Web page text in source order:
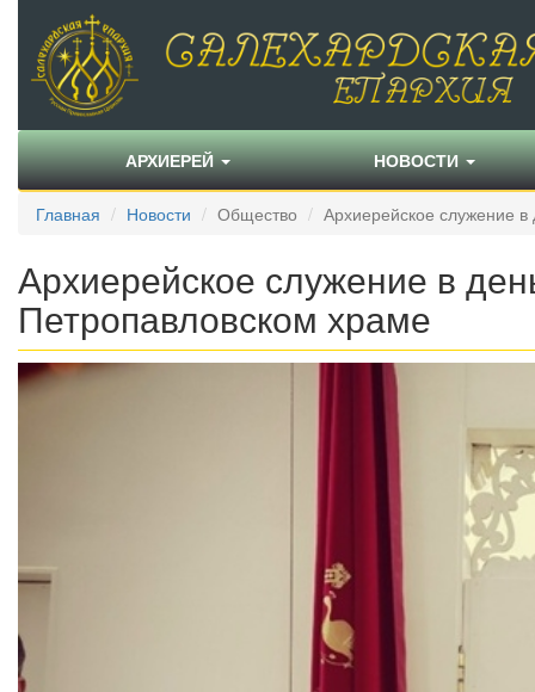
АРХИЕРЕЙ НОВОСТИ
Главная Новости Общество Архиерейское служение
Архиерейское служение в
Петропавловском храме